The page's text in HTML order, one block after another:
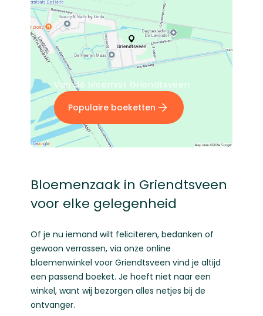
Van dé bloemist Griendtsveen
Populaire boeketten
Bloemenzaak in Griendtsveen
voor elke gelegenheid
Of je nu iemand wilt feliciteren, bedanken of
gewoon verrassen, via onze online
bloemenwinkel voor Griendtsveen vind je altijd
een passend boeket. Je hoeft niet naar een
winkel, want wij bezorgen alles netjes bij de
ontvanger.